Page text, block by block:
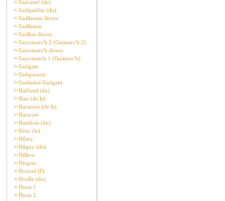
¤ Guicastel (de)
¤ Guilguiffin (du)
¤ Guillaume divers
¤ Guillemot
¤ Guillou divers
¤ Guyomarc'h 2 (Guimarc'h 2)
¤ Guyomarc'h divers
¤ Guyomarch 1 (Guimarc'h)
¤ Guégant
¤ Guéguenou
¤ Guéméné-Guégant
¤ Haffond (du)
¤ Haie (de la)
¤ Harmoye (de la)
¤ Harscoet
¤ Hautbois (du)
¤ Heuc (le)
¤ Hilary
¤ Hilguy (du)
¤ Hillion
¤ Hirgarz
¤ Honoré (l')
¤ Houlle (du)
¤ Huon 1
¤ Huon 2